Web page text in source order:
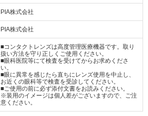
PIA株式会社
PIA株式会社
■コンタクトレンズは高度管理医療機器です。取り
扱い方法を守り正しくご使用ください。
■眼科医院等にて検査を受けてからお求めくださ
い。
■眼に異常を感じたら直ちにレンズ使用を中止し、
お近くの眼科等で検査を受診してください。
■ご使用の前に必ず添付文書をお読みください。
※装用のイメージは個人差がございますので、ご注
意ください。